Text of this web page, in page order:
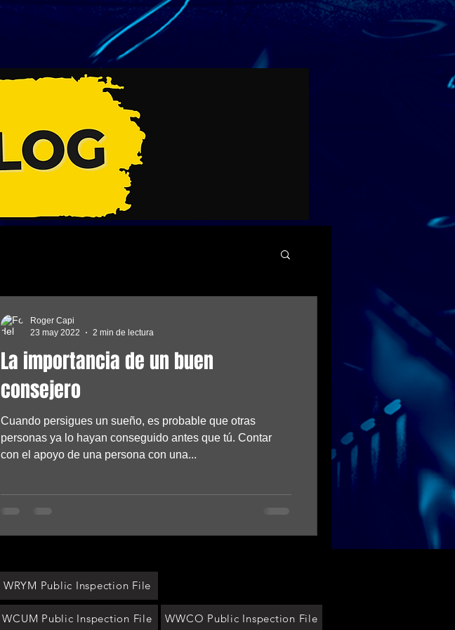
La importancia de un buen
consejero
Cuando persigues un sueño, es probable que otras
personas ya lo hayan conseguido antes que tú. Contar
con el apoyo de una persona con una...
Roger Capi
23 may 2022
2 min de lectura
WRYM Public Inspection File
WWCO Public Inspection File
WCUM Public Inspection File